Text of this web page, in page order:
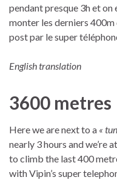
pendant presque 3h et on
monter les derniers 400m
post par le super
English translation
3600 metres
Here we are next to a «
nearly 3 hours and we’re
to climb the last 400
with Vipin’s super